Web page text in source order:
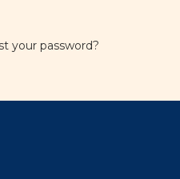
your password?